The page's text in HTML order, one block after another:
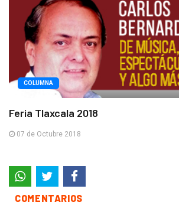
COLUMNA
Feria Tlaxcala 2018
07 de Octubre 2018
COMENTARIOS